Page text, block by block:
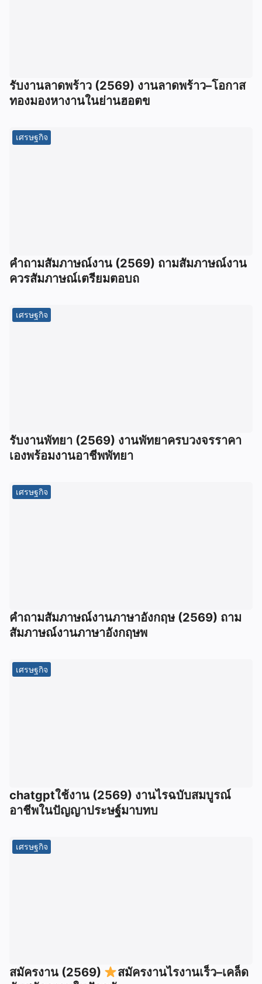
รับงานลาดพร้าว (2569) งานลาดพร้าว–โอกาส
ทองมองหางานในย่านฮอตข
เศรษฐกิจ
คําถามสัมภาษณ์งาน (2569) ถามสัมภาษณ์งาน
ควรสัมภาษณ์เตรียมตอบถ
เศรษฐกิจ
รับงานพัทยา (2569) ️งานพัทยาครบวงจรราคา
เองพร้อมงานอาชีพพัทยา
เศรษฐกิจ
คําถามสัมภาษณ์งานภาษาอังกฤษ (2569) ถาม
สัมภาษณ์งานภาษาอังกฤษพ
เศรษฐกิจ
chatgptใช้งาน (2569) งานไรฉบับสมบูรณ์
อาชีพในปัญญาประษฐ์มาบทบ
เศรษฐกิจ
สมัครงาน (2569)
สมัครงานไรงานเร็ว–เคล็ด